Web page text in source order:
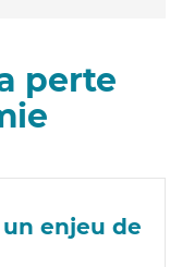
perte
enjeu de